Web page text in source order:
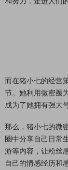
而在猪小七的经营
节。她利用微密圈
成为了她拥有强大
那么，猪小七的微
圈中分享自己日常
游等内容，让粉丝
自己的情感经历和